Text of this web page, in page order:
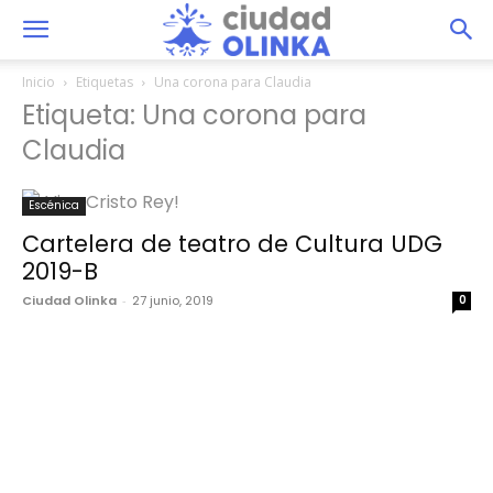
Inicio Etiquetas Una corona para Claudia
Etiqueta: Una corona para
Claudia
Escénica
Cartelera de teatro de Cultura UDG
2019-B
Ciudad Olinka - 27 junio, 2019 0